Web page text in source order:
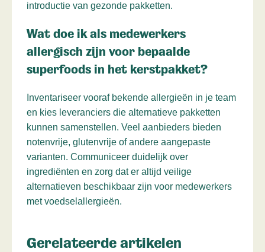
introductie van gezonde pakketten.
Wat doe ik als medewerkers
allergisch zijn voor bepaalde
superfoods in het kerstpakket?
Inventariseer vooraf bekende allergieën in je team
en kies leveranciers die alternatieve pakketten
kunnen samenstellen. Veel aanbieders bieden
notenvrije, glutenvrije of andere aangepaste
varianten. Communiceer duidelijk over
ingrediënten en zorg dat er altijd veilige
alternatieven beschikbaar zijn voor medewerkers
met voedselallergieën.
Gerelateerde artikelen